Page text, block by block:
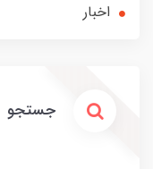
اخبار
جستجو